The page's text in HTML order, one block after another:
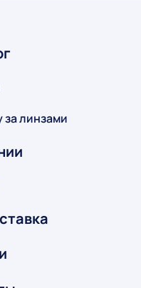
за линзами